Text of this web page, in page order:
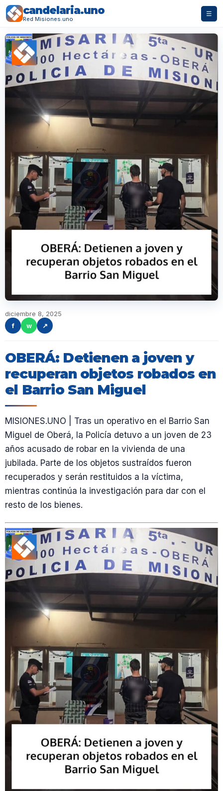
candelaria.uno
Red Misiones.uno
☰
diciembre 8, 2025
f
w ↗
OBERÁ: Detienen a joven y
recuperan objetos robados en
el Barrio San Miguel
MISIONES.UNO | Tras un operativo en el Barrio San
Miguel de Oberá, la Policía detuvo a un joven de 23
años acusado de robar en la vivienda de una
jubilada. Parte de los objetos sustraídos fueron
recuperados y serán restituidos a la víctima,
mientras continúa la investigación para dar con el
resto de los bienes.